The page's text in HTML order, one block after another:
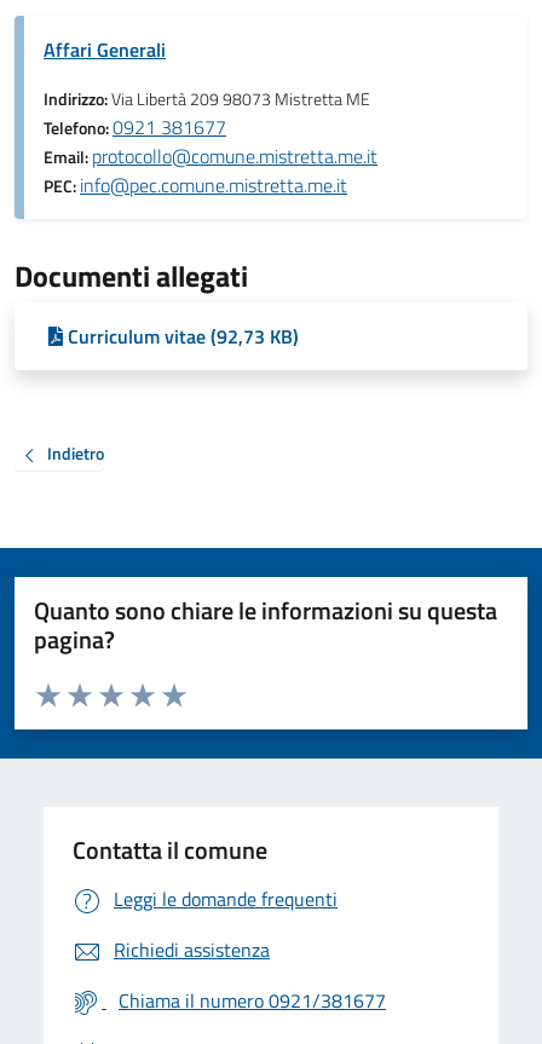
Affari Generali
Indirizzo:Via Libertà 209 98073 Mistretta ME
Telefono:0921 381677
Email:protocollo@comune.mistretta.me.it
PEC:info@pec.comune.mistretta.me.it
Documenti allegati
Curriculum vitae (92,73 KB)
Indietro
Quanto sono chiare le informazioni su questa
pagina?
Valuta da 1 a 5 stelle la pagina
Valuta 5 stelle su 5
Valuta 4 stelle su 5
Valuta 3 stelle su 5
Valuta 2 stelle su 5
Valuta 1 stelle su 5
Contatta il comune
Leggi le domande frequenti
Richiedi assistenza
Chiama il numero 0921/381677